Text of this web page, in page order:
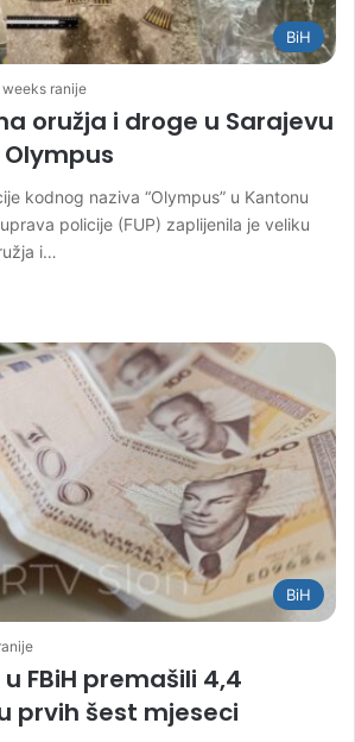
BiH
ranije
oružja i droge u Sarajevu
kodnog naziva “Olympus” u Kantonu
policije (FUP) zaplijenila je veliku
i…
BiH
FBiH premašili 4,4
prvih šest mjeseci